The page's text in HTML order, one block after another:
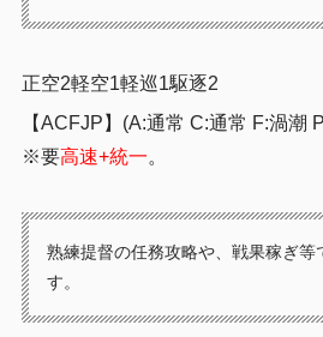
正空2軽空1軽巡1駆逐2
【ACFJP】(A:通常 C:通常 F:渦潮
※要高速+統一。
熟練提督の任務攻略や、戦果稼ぎ等
す。